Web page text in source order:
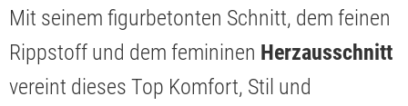
Mit seinem figurbetonten Schnitt, dem feinen
Rippstoff und dem femininen Herzausschnitt
vereint dieses Top Komfort, Stil und